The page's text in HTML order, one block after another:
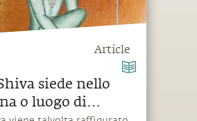
Article
siede nello
o luogo di